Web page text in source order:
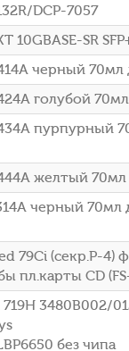
DCP-7057
10GBASE-SR
черный 70мл
голубой
пурпурный
желтый 70мл
черный 70мл
79Ci (секр.P-4)
пл.карты CD
3480B002/
без чипа